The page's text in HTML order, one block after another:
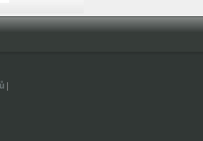
|